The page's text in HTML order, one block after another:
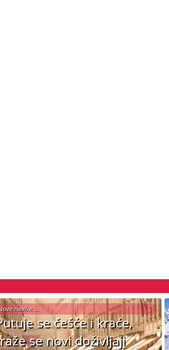
se češće i kraće,
se novi doživljaji
navike....